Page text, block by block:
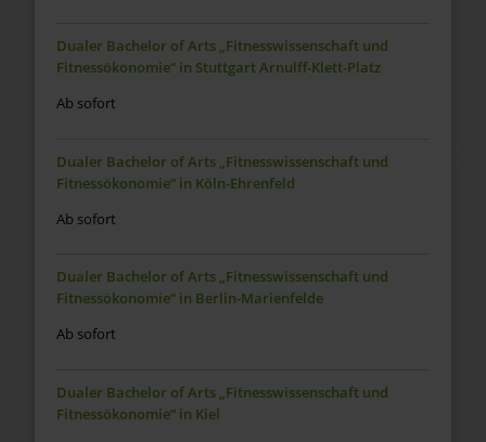
Dualer Bachelor of Arts „Fitnesswissenschaft und
Fitnessökonomie“ in Stuttgart Arnulff-Klett-Platz
Ab sofort
Dualer Bachelor of Arts „Fitnesswissenschaft und
Fitnessökonomie“ in Köln-Ehrenfeld
Ab sofort
Dualer Bachelor of Arts „Fitnesswissenschaft und
Fitnessökonomie“ in Berlin-Marienfelde
Ab sofort
Dualer Bachelor of Arts „Fitnesswissenschaft und
Fitnessökonomie“ in Kiel